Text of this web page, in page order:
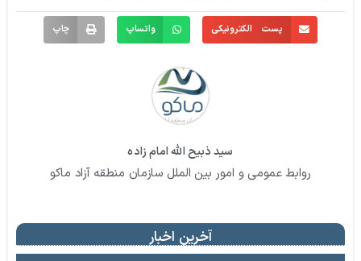
پست الکترونیکی واتساپ چاپ
سید ذبیح الله امام زاده
روابط عمومی و امور بین الملل سازمان منطقه آزاد ماکو
آخرین اخبار